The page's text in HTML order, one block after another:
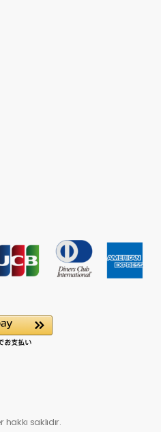
saklıdır.